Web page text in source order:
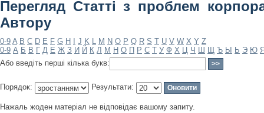
Перегляд Статті з проблем
Автору
0-9 A B C D E F G H J K L M N O P Q R S T U V W X Y Z
0-9 А Б В Г Д Е Ж З И Й К Л М Н О П Р С Т У Ф Х Ц Ч Ш Щ Ъ Ы Ь Э Ю
Або введіть перші кілька букв:
Порядок: Результати:
Нажаль жоден матеріал не відповідає вашому запиту.